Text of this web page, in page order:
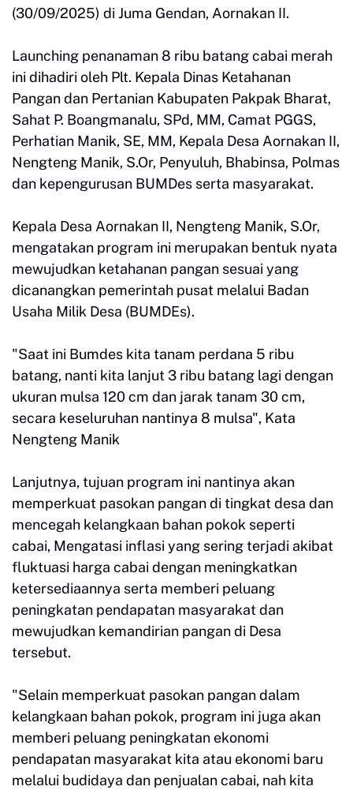
(30/09/2025) di Juma Gendan, Aornakan II.
Launching penanaman 8 ribu batang cabai merah
ini dihadiri oleh Plt. Kepala Dinas Ketahanan
Pangan dan Pertanian Kabupaten Pakpak Bharat,
Sahat P. Boangmanalu, SPd, MM, Camat PGGS,
Perhatian Manik, SE, MM, Kepala Desa Aornakan II,
Nengteng Manik, S.Or, Penyuluh, Bhabinsa, Polmas
dan kepengurusan BUMDes serta masyarakat.
Kepala Desa Aornakan II, Nengteng Manik, S.Or,
mengatakan program ini merupakan bentuk nyata
mewujudkan ketahanan pangan sesuai yang
dicanangkan pemerintah pusat melalui Badan
Usaha Milik Desa (BUMDEs).
"Saat ini Bumdes kita tanam perdana 5 ribu
batang, nanti kita lanjut 3 ribu batang lagi dengan
ukuran mulsa 120 cm dan jarak tanam 30 cm,
secara keseluruhan nantinya 8 mulsa", Kata
Nengteng Manik
Lanjutnya, tujuan program ini nantinya akan
memperkuat pasokan pangan di tingkat desa dan
mencegah kelangkaan bahan pokok seperti
cabai, Mengatasi inflasi yang sering terjadi akibat
fluktuasi harga cabai dengan meningkatkan
ketersediaannya serta memberi peluang
peningkatan pendapatan masyarakat dan
mewujudkan kemandirian pangan di Desa
tersebut.
"Selain memperkuat pasokan pangan dalam
kelangkaan bahan pokok, program ini juga akan
memberi peluang peningkatan ekonomi
pendapatan masyarakat kita atau ekonomi baru
melalui budidaya dan penjualan cabai, nah kita